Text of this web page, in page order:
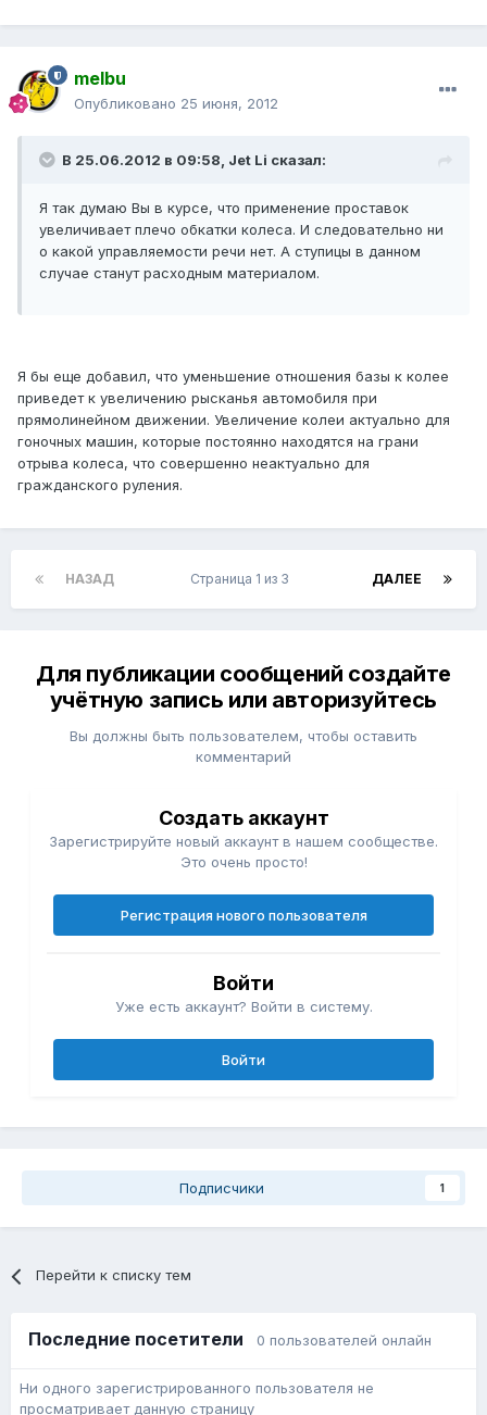
melbu
Опубликовано 25 июня, 2012
В 25.06.2012 в 09:58, Jet Li сказал:
Я так думаю Вы в курсе, что применение проставок
увеличивает плечо обкатки колеса. И следовательно ни
о какой управляемости речи нет. А ступицы в данном
случае станут расходным материалом.
Я бы еще добавил, что уменьшение отношения базы к колее
приведет к увеличению рысканья автомобиля при
прямолинейном движении. Увеличение колеи актуально для
гоночных машин, которые постоянно находятся на грани
отрыва колеса, что совершенно неактуально для
гражданского руления.
НАЗАД ДАЛЕЕ
Страница 1 из 3
Для публикации сообщений создайте
учётную запись или авторизуйтесь
Вы должны быть пользователем, чтобы оставить
комментарий
Создать аккаунт
Зарегистрируйте новый аккаунт в нашем сообществе.
Это очень просто!
Регистрация нового пользователя
Войти
Уже есть аккаунт? Войти в систему.
Войти
Подписчики 1
Перейти к списку тем
Последние посетители 0 пользователей онлайн
Ни одного зарегистрированного пользователя не
просматривает данную страницу